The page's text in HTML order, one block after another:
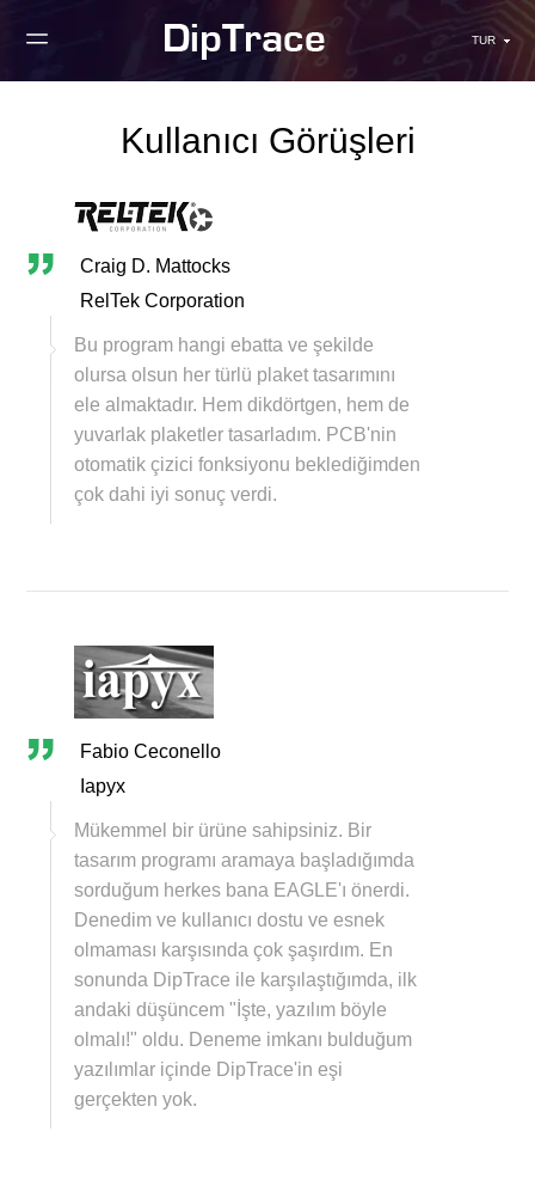
TUR
Kullanıcı Görüşleri
Craig D. Mattocks
RelTek Corporation
Bu program hangi ebatta ve şekilde
olursa olsun her türlü plaket tasarımını
ele almaktadır. Hem dikdörtgen, hem de
yuvarlak plaketler tasarladım. PCB'nin
otomatik çizici fonksiyonu beklediğimden
çok dahi iyi sonuç verdi.
Fabio Ceconello
Iapyx
Mükemmel bir ürüne sahipsiniz. Bir
tasarım programı aramaya başladığımda
sorduğum herkes bana EAGLE'ı önerdi.
Denedim ve kullanıcı dostu ve esnek
olmaması karşısında çok şaşırdım. En
sonunda DipTrace ile karşılaştığımda, ilk
andaki düşüncem "İşte, yazılım böyle
olmalı!" oldu. Deneme imkanı bulduğum
yazılımlar içinde DipTrace'in eşi
gerçekten yok.